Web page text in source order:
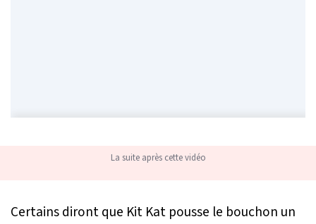
La suite après cette vidéo
Certains diront que Kit Kat pousse le bouchon un